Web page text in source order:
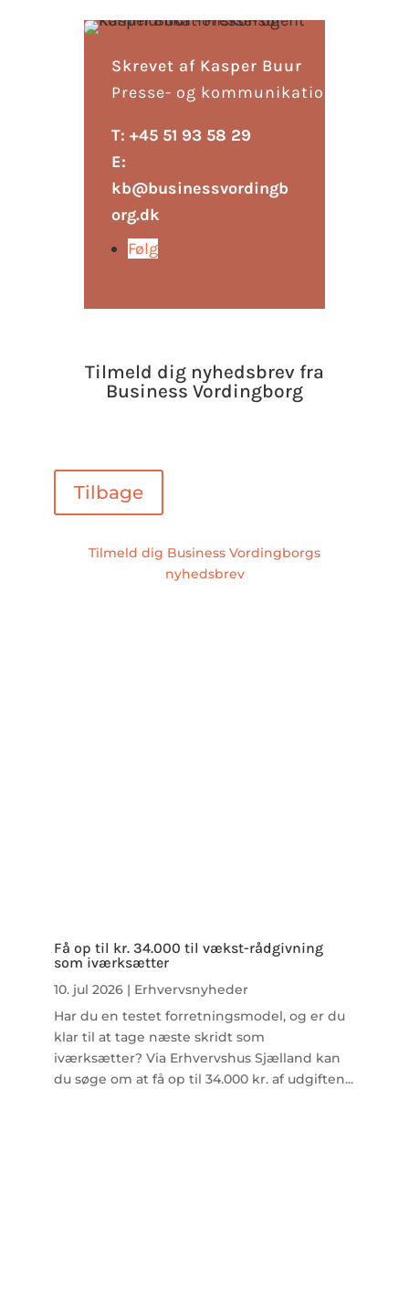
Skrevet af Kasper Buur
Presse- og
T: +45 51 93 58 29
E:
kb@businessvordingb
org.dk
Følg
Tilmeld dig nyhedsbrev fra
Business Vordingborg
Tilbage
Tilmeld dig Business Vordingborgs
nyhedsbrev
Få op til kr. 34.000 til vækst-rådgivning
som iværksætter
10. jul 2026 | Erhvervsnyheder
Har du en testet forretningsmodel, og er du
klar til at tage næste skridt som
iværksætter? Via Erhvervshus Sjælland kan
du søge om at få op til 34.000 kr. af udgiften...